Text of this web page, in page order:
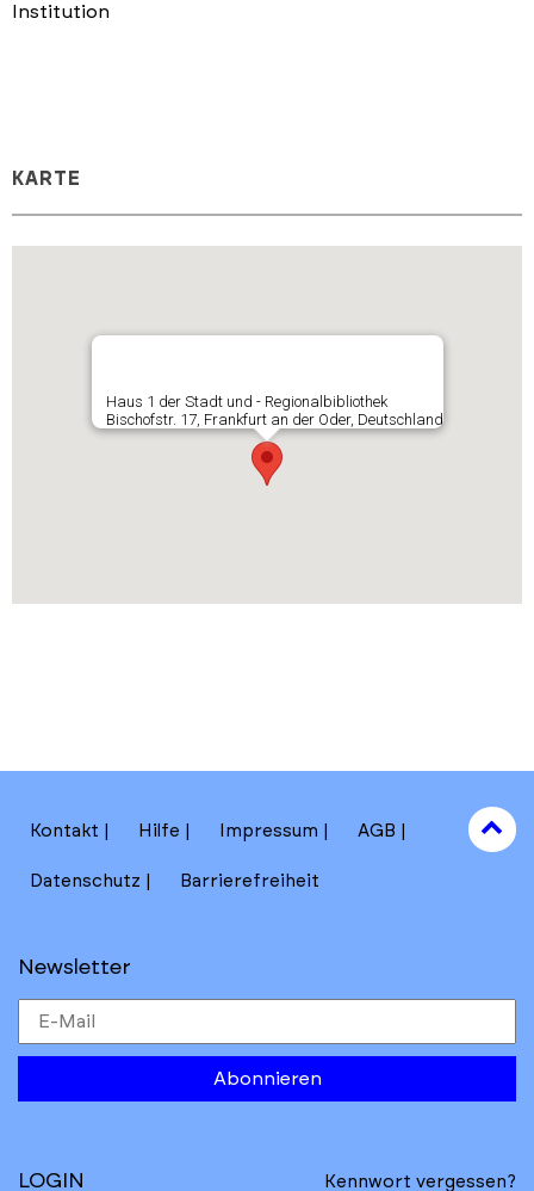
Institution
KARTE
Haus 1 der Stadt und - Regionalbibliothek
Bischofstr. 17, Frankfurt an der Oder, Deutschland
Kontakt Hilfe Impressum AGB
Datenschutz Barrierefreiheit
Newsletter
Abonnieren
to
top
LOGIN Kennwort vergessen?